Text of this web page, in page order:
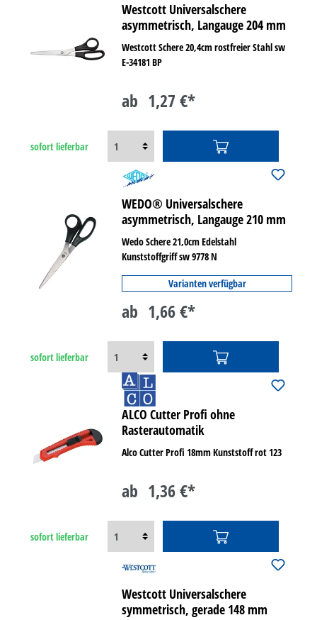
Westcott Universalschere
asymmetrisch, Langauge 204 mm
Westcott Schere 20,4cm rostfreier Stahl sw
E-34181 BP
ab 1,27 €*
sofort lieferbar
WEDO® Universalschere
asymmetrisch, Langauge 210 mm
Wedo Schere 21,0cm Edelstahl
Kunststoffgriff sw 9778 N
Varianten verfügbar
ab 1,66 €*
sofort lieferbar
ALCO Cutter Profi ohne
Rasterautomatik
Alco Cutter Profi 18mm Kunststoff rot 123
ab 1,36 €*
sofort lieferbar
Westcott Universalschere
symmetrisch, gerade 148 mm